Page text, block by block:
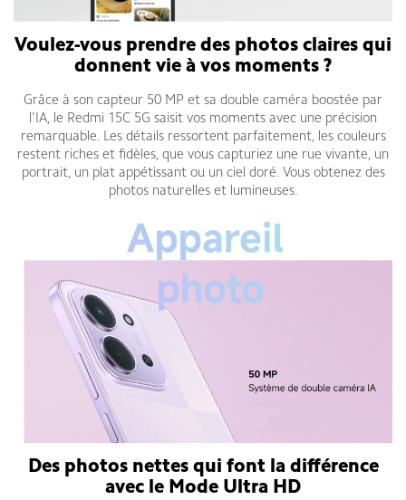
Voulez-vous prendre des photos claires qui
donnent vie à vos moments ?
Grâce à son capteur 50 MP et sa double caméra boostée par
l’IA, le Redmi 15C 5G saisit vos moments avec une précision
remarquable. Les détails ressortent parfaitement, les couleurs
restent riches et fidèles, que vous capturiez une rue vivante, un
portrait, un plat appétissant ou un ciel doré. Vous obtenez des
photos naturelles et lumineuses.
Des photos nettes qui font la différence
avec le Mode Ultra HD